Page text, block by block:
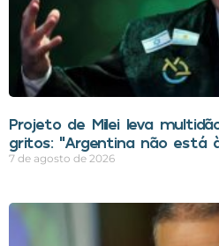
Projeto de Milei leva
gritos: “Argentina não está
7 de agosto de 2026